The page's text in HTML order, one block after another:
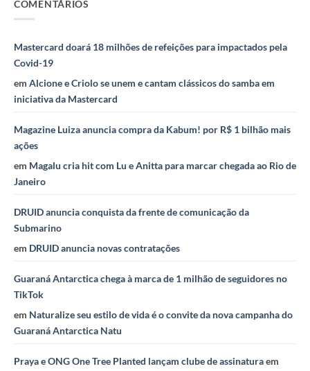
COMENTÁRIOS
Mastercard doará 18 milhões de refeições para impactados pela
Covid-19
em Alcione e Criolo se unem e cantam clássicos do samba em
iniciativa da Mastercard
Magazine Luiza anuncia compra da Kabum! por R$ 1 bilhão mais
ações
em Magalu cria hit com Lu e Anitta para marcar chegada ao Rio de
Janeiro
DRUID anuncia conquista da frente de comunicação da
Submarino
em DRUID anuncia novas contratações
Guaraná Antarctica chega à marca de 1 milhão de seguidores no
TikTok
em Naturalize seu estilo de vida é o convite da nova campanha do
Guaraná Antarctica Natu
Praya e ONG One Tree Planted lançam clube de assinaturaem